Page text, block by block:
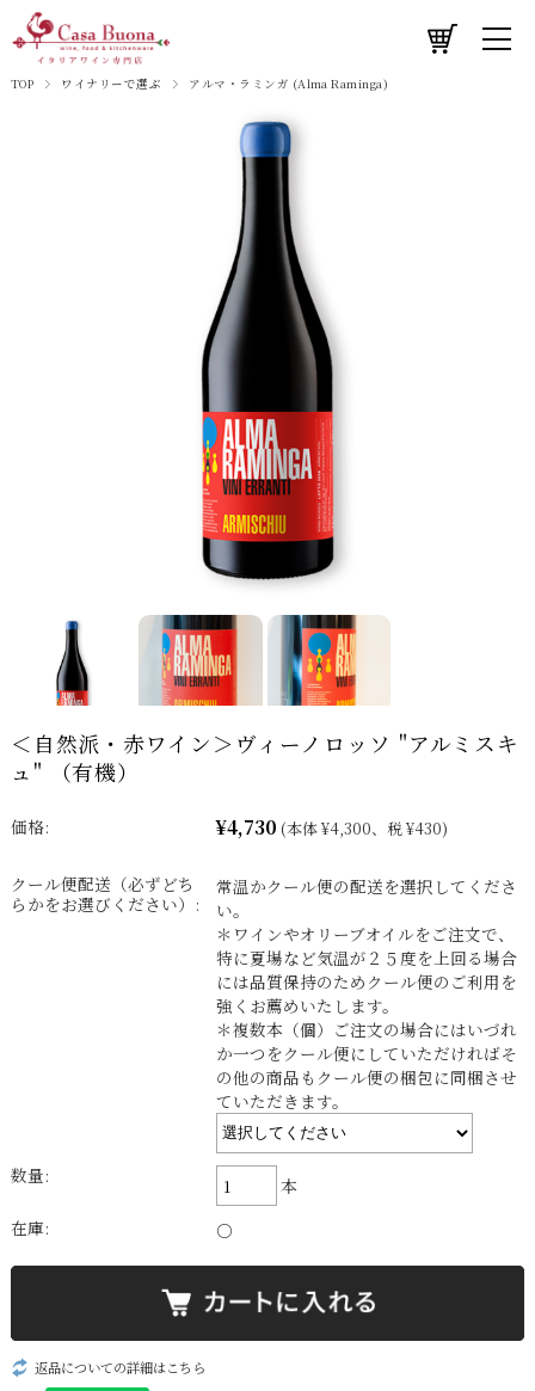
TOP ワイナリーで選ぶ アルマ・ラミンガ (Alma Raminga)
＜自然派・赤ワイン＞ヴィーノロッソ "アルミスキ
ュ" （有機）
価格: ¥4,730 (本体 ¥4,300、税 ¥430)
クール便配送（必ずどち
らかをお選びください）:
常温かクール便の配送を選択してくださ
い。
＊ワインやオリーブオイルをご注文で、
特に夏場など気温が２５度を上回る場合
には品質保持のためクール便のご利用を
強くお薦めいたします。
＊複数本（個）ご注文の場合にはいづれ
か一つをクール便にしていただければそ
の他の商品もクール便の梱包に同梱させ
ていただきます。
数量:
本
在庫:
○
返品についての詳細はこちら